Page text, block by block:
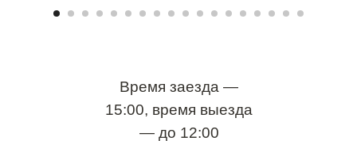
Время заезда —
15:00, время выезда
— до 12:00